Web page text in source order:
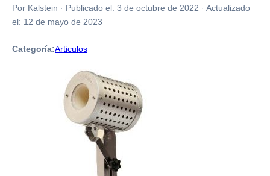
Por Kalstein · Publicado el: 3 de octubre de 2022 · Actualizado
el: 12 de mayo de 2023
Categoría:Articulos